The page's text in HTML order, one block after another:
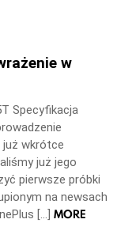
w
Specyfikacja
już wkrótce
już jego
pierwsze próbki
na newsach
[…] MORE